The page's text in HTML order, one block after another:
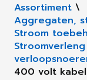
Assortiment \
Aggregaten,
Stroom
400 volt